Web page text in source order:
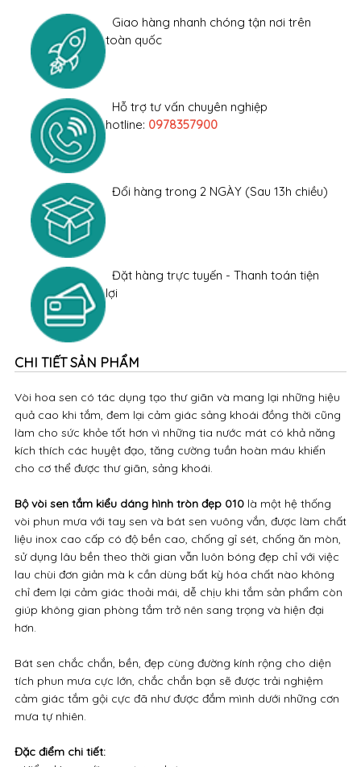
Giao hàng nhanh chóng tận nơi trên
toàn quốc
Hỗ trợ tư vấn chuyên nghiệp
hotline: 0978357900
Đổi hàng trong 2 NGÀY (Sau 13h chiều)
Đặt hàng trực tuyến - Thanh toán tiện
lợi
CHI TIẾT SẢN PHẨM
Vòi hoa sen có tác dụng tạo thư giãn và mang lại những hiệu
quả cao khi tắm, đem lại cảm giác sảng khoái đồng thời cũng
làm cho sức khỏe tốt hơn vì những tia nước mát có khả năng
kích thích các huyệt đạo, tăng cường tuần hoàn máu khiến
cho cơ thể được thư giãn, sảng khoái.
Bộ vòi sen tắm kiểu dáng hình tròn đẹp 010là một hệ thống
vòi phun mưa với tay sen và bát sen vuông vắn, được làm chất
liệu inox cao cấp có độ bền cao, chống gỉ sét, chống ăn mòn,
sử dụng lâu bền theo thời gian vẫn luôn bóng đẹp chỉ với việc
lau chùi đơn giản mà k cần dùng bất kỳ hóa chất nào không
chỉ đem lại cảm giác thoải mái, dễ chịu khi tắm sản phẩm còn
giúp không gian phòng tắm trở nên sang trọng và hiện đại
hơn.
Bát sen chắc chắn, bền, đẹp cùng đường kính rộng cho diện
tích phun mưa cực lớn, chắc chắn bạn sẽ được trải nghiệm
cảm giác tắm gội cực đã như được đắm mình dưới những cơn
mưa tự nhiên.
Đặc điểm chi tiết: